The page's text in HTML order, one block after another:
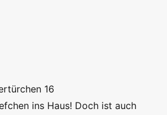
16
ins Haus! Doch ist auch